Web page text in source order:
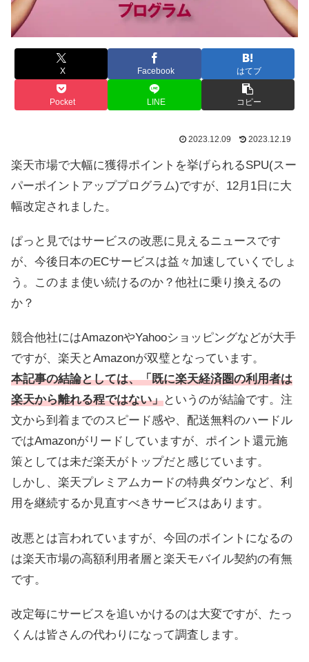
X Facebook はてブ
Pocket LINE コピー
2023.12.09 2023.12.19
楽天市場で大幅に獲得ポイントを挙げられるSPU(スー
パーポイントアッププログラム)ですが、12月1日に大
幅改定されました。
ぱっと見ではサービスの改悪に見えるニュースです
が、今後日本のECサービスは益々加速していくでしょ
う。このまま使い続けるのか？他社に乗り換えるの
か？
競合他社にはAmazonやYahooショッピングなどが大手
ですが、楽天とAmazonが双璧となっています。
本記事の結論としては、「既に楽天経済圏の利用者は
楽天から離れる程ではない」というのが結論です。注
文から到着までのスピード感や、配送無料のハードル
ではAmazonがリードしていますが、ポイント還元施
策としては未だ楽天がトップだと感じています。
しかし、楽天プレミアムカードの特典ダウンなど、利
用を継続するか見直すべきサービスはあります。
改悪とは言われていますが、今回のポイントになるの
は楽天市場の高額利用者層と楽天モバイル契約の有無
です。
改定毎にサービスを追いかけるのは大変ですが、たっ
くんは皆さんの代わりになって調査します。